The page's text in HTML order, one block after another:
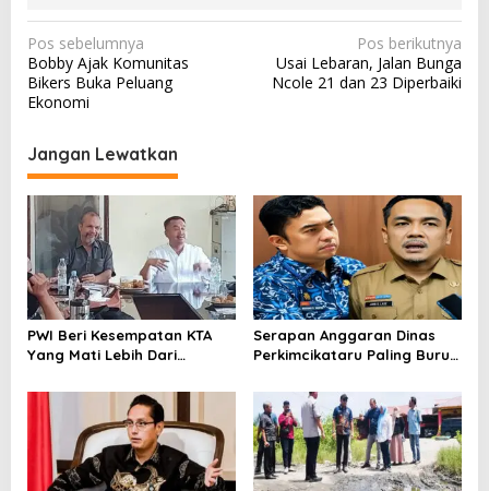
N
a
v
g
a
s
i
p
o
s
Pos sebelumnya
Bobby Ajak Komunitas
Bikers Buka Peluang
Ekonomi
Pos berikutnya
Usai Lebaran, Jalan Bunga
Ncole 21 dan 23 Diperbaiki
Jangan Lewatkan
PWI Beri Kesempatan KTA
Yang Mati Lebih Dari
Serapan Anggaran Dinas
Perkimcikataru Paling Buruk,
Dievaluasi